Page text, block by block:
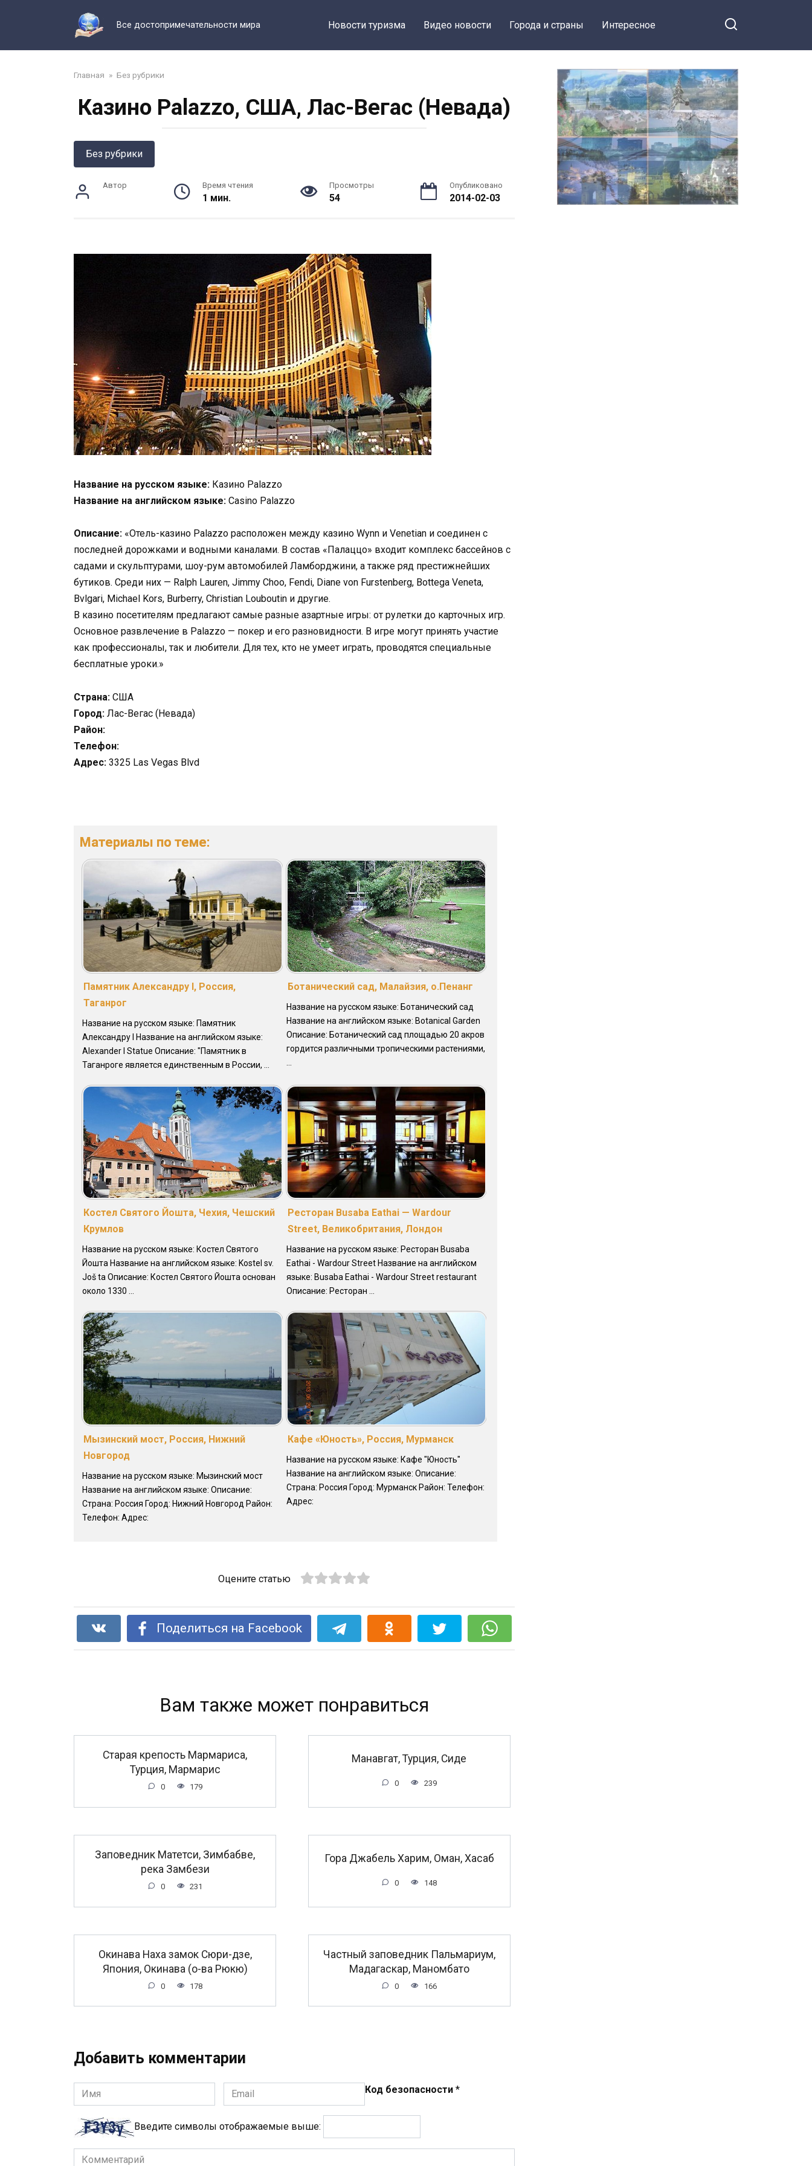
Все достопримечательности мира Новости туризма Видео новости Города и страны Интересное
Главная » Без рубрики
Казино Palazzo, США, Лас-Вегас (Невада)
Без рубрики
Автор Время чтения
1 мин.
Просмотры
54
Опубликовано
2014-02-03
Название на русском языке: Казино Palazzo
Название на английском языке: Casino Palazzo
Описание: «Отель-казино Palazzo расположен между казино Wynn и Venetian и соединен с
последней дорожками и водными каналами. В состав «Палаццо» входит комплекс бассейнов с
садами и скульптурами, шоу-рум автомобилей Ламборджини, а также ряд престижнейших
бутиков. Среди них — Ralph Lauren, Jimmy Choo, Fendi, Diane von Furstenberg, Bottega Veneta,
Bvlgari, Michael Kors, Burberry, Christian Louboutin и другие.
В казино посетителям предлагают самые разные азартные игры: от рулетки до карточных игр.
Основное развлечение в Palazzo — покер и его разновидности. В игре могут принять участие
как профессионалы, так и любители. Для тех, кто не умеет играть, проводятся специальные
бесплатные уроки.»
Страна: США
Город: Лас-Вегас (Невада)
Район:
Телефон:
Адрес: 3325 Las Vegas Blvd
Материалы по теме:
Памятник Александру I, Россия,
Таганрог
Название на русском языке: Памятник
Александру I Название на английском языке:
Alexander I Statue Описание: "Памятник в
Таганроге является единственным в России, ...
Ботанический сад, Малайзия, о.Пенанг
Название на русском языке: Ботанический сад
Название на английском языке: Botanical Garden
Описание: Ботанический сад площадью 20 акров
гордится различными тропическими растениями,
Костел Святого Йошта, Чехия, Чешский
Крумлов
Название на русском языке: Костел Святого
Йошта Название на английском языке: Kostel sv.
Još ta Описание: Костел Святого Йошта основан
около 1330 ...
Ресторан Busaba Eathai — Wardour
Street, Великобритания, Лондон
Название на русском языке: Ресторан Busaba
Eathai - Wardour Street Название на английском
языке: Busaba Eathai - Wardour Street restaurant
Описание: Ресторан ...
Мызинский мост, Россия, Нижний
Новгород
Название на русском языке: Мызинский мост
Название на английском языке: Описание:
Страна: Россия Город: Нижний Новгород Район:
Телефон: Адрес:
Кафе «Юность», Россия, Мурманск
Название на русском языке: Кафе "Юность"
Название на английском языке: Описание:
Страна: Россия Город: Мурманск Район: Телефон:
Адрес:
Оцените статью
Поделиться на Facebook
Вам также может понравиться
Старая крепость Мармариса,
Турция, Мармарис
0 179
Манавгат, Турция, Сиде
0 239
Заповедник Матетси, Зимбабве,
река Замбези
0 231
Гора Джабель Харим, Оман, Хасаб
0 148
Окинава Наха замок Сюри-дзе,
Япония, Окинава (о-ва Рюкю)
0 178
Частный заповедник Пальмариум,
Мадагаскар, Маномбато
0 166
Добавить комментарии
Имя
*
Email
*
Код безопасности *
Введите символы отображаемые выше:
Комментарий